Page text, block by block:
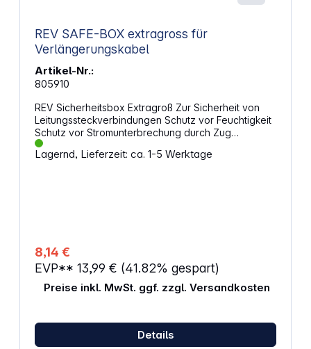
/ Spannungsart: DC
REV SAFE-BOX extragross für
Verlängerungskabel
Artikel-Nr.:
805910
REV Sicherheitsbox Extragroß Zur Sicherheit von
Leitungssteckverbindungen Schutz vor Feuchtigkeit
Schutz vor Stromunterbrechung durch Zug
Spritzwassergeschützt, IP 44
Lagernd, Lieferzeit: ca. 1-5 Werktage
8,14 €
EVP** 13,99 € (41.82% gespart)
Preise inkl. MwSt. ggf. zzgl. Versandkosten
Details